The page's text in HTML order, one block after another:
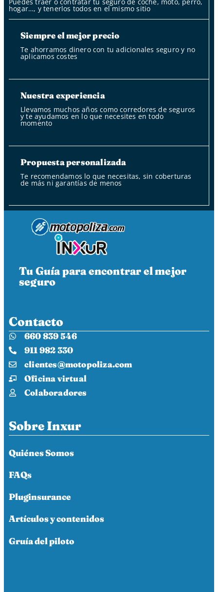
hogar…, y tenerlos todos en el mismo sitio
Siempre el mejor precio
Te ahorramos dinero con tu adicionales seguro y no
aplicamos costes
Nuestra experiencia
Llevamos muchos años como corredores de seguros
y te ayudamos en lo que necesites en todo
momento
Propuesta personalizada
Te recomendamos lo que necesitas, sin coberturas
de más ni garantías de menos
Tu Guía para encontrar el mejor
seguro
Contacto
660 839 546
911 982 330
clientes@motopoliza.com
Oficina virtual
Colaboradores
Sobre Inxur
Quiénes Somos
FAQs
Pluginsurance
Artículos y contenidos
Gruía del piloto